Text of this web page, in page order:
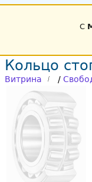
С
Кольцо
Витрина /